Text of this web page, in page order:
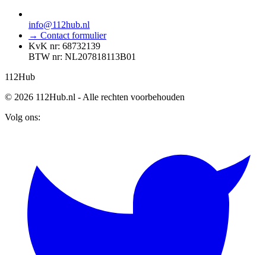
info@112hub.nl
→ Contact formulier
KvK nr: 68732139
BTW nr: NL207818113B01
112Hub
© 2026 112Hub.nl - Alle rechten voorbehouden
Volg ons: